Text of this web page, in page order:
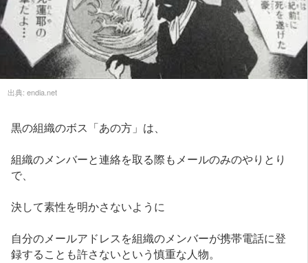
出典: endia.net
黒の組織のボス「あの方」は、
組織のメンバーと連絡を取る際もメールのみのやりとり
で、
決して素性を明かさないように
自分のメールアドレスを組織のメンバーが携帯電話に登
録することも許さないという慎重な人物。